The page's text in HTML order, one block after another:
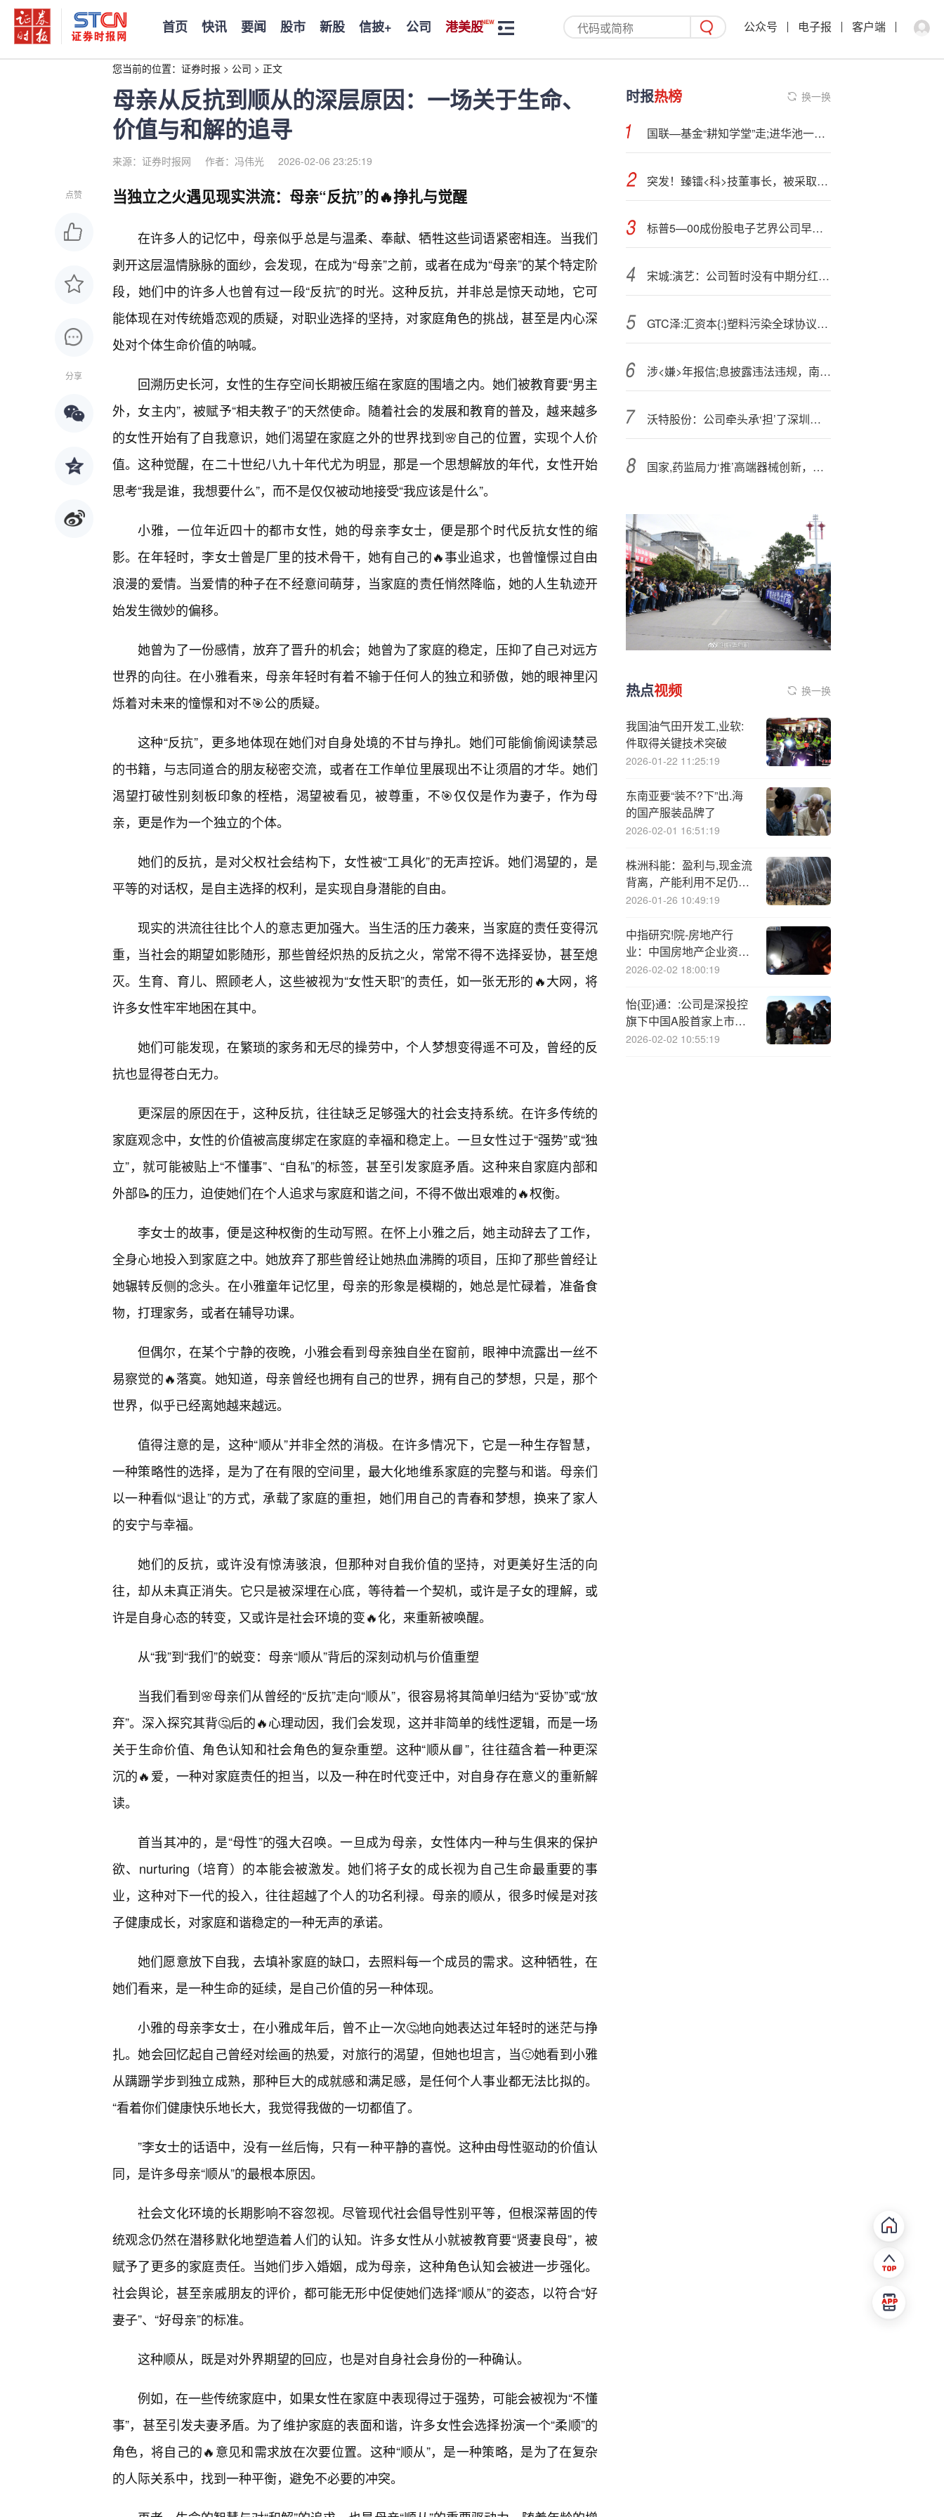
首页 快讯 要闻 股市 新股 信披+ 公司 港美股 公众号 电子报 客户端
您当前的位置： 证券时报 > 公司 > 正文
母亲从反抗到顺从的深层原因：一场关于生命、
价值与和解的追寻
来源：证券时报网 作者：冯伟光 2026-02-06 23:25:19
点赞
分享
当独立之火遇见现实洪流：母亲“反抗”的🔥挣扎与觉醒
在许多人的记忆中，母亲似乎总是与温柔、奉献、牺牲这些词语紧密相连。当我们
剥开这层温情脉脉的面纱，会发现，在成为“母亲”之前，或者在成为“母亲”的某个特定阶
段，她们中的许多人也曾有过一段“反抗”的时光。这种反抗，并非总是惊天动地，它可
能体现在对传统婚恋观的质疑，对职业选择的坚持，对家庭角色的挑战，甚至是内心深
处对个体生命价值的呐喊。
回溯历史长河，女性的生存空间长期被压缩在家庭的围墙之内。她们被教育要“男主
外，女主内”，被赋予“相夫教子”的天然使命。随着社会的发展和教育的普及，越来越多
的女性开始有了自我意识，她们渴望在家庭之外的世界找到🌸自己的位置，实现个人价
值。这种觉醒，在二十世纪八九十年代尤为明显，那是一个思想解放的年代，女性开始
思考“我是谁，我想要什么”，而不是仅仅被动地接受“我应该是什么”。
小雅，一位年近四十的都市女性，她的母亲李女士，便是那个时代反抗女性的缩
影。在年轻时，李女士曾是厂里的技术骨干，她有自己的🔥事业追求，也曾憧憬过自由
浪漫的爱情。当爱情的种子在不经意间萌芽，当家庭的责任悄然降临，她的人生轨迹开
始发生微妙的偏移。
她曾为了一份感情，放弃了晋升的机会；她曾为了家庭的稳定，压抑了自己对远方
世界的向往。在小雅看来，母亲年轻时有着不输于任何人的独立和骄傲，她的眼神里闪
烁着对未来的憧憬和对不🎯公的质疑。
这种“反抗”，更多地体现在她们对自身处境的不甘与挣扎。她们可能偷偷阅读禁忌
的书籍，与志同道合的朋友秘密交流，或者在工作单位里展现出不让须眉的才华。她们
渴望打破性别刻板印象的桎梏，渴望被看见，被尊重，不🎯仅仅是作为妻子，作为母
亲，更是作为一个独立的个体。
她们的反抗，是对父权社会结构下，女性被“工具化”的无声控诉。她们渴望的，是
平等的对话权，是自主选择的权利，是实现自身潜能的自由。
现实的洪流往往比个人的意志更加强大。当生活的压力袭来，当家庭的责任变得沉
重，当社会的期望如影随形，那些曾经炽热的反抗之火，常常不得不选择妥协，甚至熄
灭。生育、育儿、照顾老人，这些被视为“女性天职”的责任，如一张无形的🔥大网，将
许多女性牢牢地困在其中。
她们可能发现，在繁琐的家务和无尽的操劳中，个人梦想变得遥不可及，曾经的反
抗也显得苍白无力。
更深层的原因在于，这种反抗，往往缺乏足够强大的社会支持系统。在许多传统的
家庭观念中，女性的价值被高度绑定在家庭的幸福和稳定上。一旦女性过于“强势”或“独
立”，就可能被贴上“不懂事”、“自私”的标签，甚至引发家庭矛盾。这种来自家庭内部和
外部📝的压力，迫使她们在个人追求与家庭和谐之间，不得不做出艰难的🔥权衡。
李女士的故事，便是这种权衡的生动写照。在怀上小雅之后，她主动辞去了工作，
全身心地投入到家庭之中。她放弃了那些曾经让她热血沸腾的项目，压抑了那些曾经让
她辗转反侧的念头。在小雅童年记忆里，母亲的形象是模糊的，她总是忙碌着，准备食
物，打理家务，或者在辅导功课。
但偶尔，在某个宁静的夜晚，小雅会看到母亲独自坐在窗前，眼神中流露出一丝不
易察觉的🔥落寞。她知道，母亲曾经也拥有自己的世界，拥有自己的梦想，只是，那个
世界，似乎已经离她越来越远。
值得注意的是，这种“顺从”并非全然的消极。在许多情况下，它是一种生存智慧，
一种策略性的选择，是为了在有限的空间里，最大化地维系家庭的完整与和谐。母亲们
以一种看似“退让”的方式，承载了家庭的重担，她们用自己的青春和梦想，换来了家人
的安宁与幸福。
她们的反抗，或许没有惊涛骇浪，但那种对自我价值的坚持，对更美好生活的向
往，却从未真正消失。它只是被深埋在心底，等待着一个契机，或许是子女的理解，或
许是自身心态的转变，又或许是社会环境的变🔥化，来重新被唤醒。
从“我”到“我们”的蜕变：母亲“顺从”背后的深刻动机与价值重塑
当我们看到🌸母亲们从曾经的“反抗”走向“顺从”，很容易将其简单归结为“妥协”或“放
弃”。深入探究其背🤔后的🔥心理动因，我们会发现，这并非简单的线性逻辑，而是一场
关于生命价值、角色认知和社会角色的复杂重塑。这种“顺从📘”，往往蕴含着一种更深
沉的🔥爱，一种对家庭责任的担当，以及一种在时代变迁中，对自身存在意义的重新解
读。
首当其冲的，是“母性”的强大召唤。一旦成为母亲，女性体内一种与生俱来的保护
欲、nurturing（培育）的本能会被激发。她们将子女的成长视为自己生命最重要的事
业，这种对下一代的投入，往往超越了个人的功名利禄。母亲的顺从，很多时候是对孩
子健康成长，对家庭和谐稳定的一种无声的承诺。
她们愿意放下自我，去填补家庭的缺口，去照料每一个成员的需求。这种牺牲，在
她们看来，是一种生命的延续，是自己价值的另一种体现。
小雅的母亲李女士，在小雅成年后，曾不止一次🤔地向她表达过年轻时的迷茫与挣
扎。她会回忆起自己曾经对绘画的热爱，对旅行的渴望，但她也坦言，当🙂她看到小雅
从蹒跚学步到独立成熟，那种巨大的成就感和满足感，是任何个人事业都无法比拟的。
“看着你们健康快乐地长大，我觉得我做的一切都值了。
”李女士的话语中，没有一丝后悔，只有一种平静的喜悦。这种由母性驱动的价值认
同，是许多母亲“顺从”的最根本原因。
社会文化环境的长期影响不容忽视。尽管现代社会倡导性别平等，但根深蒂固的传
统观念仍然在潜移默化地塑造着人们的认知。许多女性从小就被教育要“贤妻良母”，被
赋予了更多的家庭责任。当她们步入婚姻，成为母亲，这种角色认知会被进一步强化。
社会舆论，甚至亲戚朋友的评价，都可能无形中促使她们选择“顺从”的姿态，以符合“好
妻子”、“好母亲”的标准。
这种顺从，既是对外界期望的回应，也是对自身社会身份的一种确认。
例如，在一些传统家庭中，如果女性在家庭中表现得过于强势，可能会被视为“不懂
事”，甚至引发夫妻矛盾。为了维护家庭的表面和谐，许多女性会选择扮演一个“柔顺”的
角色，将自己的🔥意见和需求放在次要位置。这种“顺从”，是一种策略，是为了在复杂
的人际关系中，找到一种平衡，避免不必要的冲突。
时报热榜 换一换
国联—基金“耕知学堂”走;进华池一中 公募投教为青春注入金融力量
突发！臻镭<科>技董事长，被采取留置措施
标普5—00成份股电子艺界公司早盘上涨5%，该公司将被收购
宋城:演艺：公司暂时没有中期分红的计划
GTC泽:汇资本{:}塑料污染全球协议再遇阻力
涉<嫌>年报信;息披露违法违规，南新制药遭证监会立案调查
沃特股份：公司牵头承‘担’了深圳市科创局<5>G/6G材料关键技术研发项目
国家,药监局力‘推’高端器械创新，A股最大医疗ETF（512170）上探1%！CXO集体反弹，药明康德大涨4%强势领衔！
热点视频 换一换
我国油气田开发工,业软:
件取得关键技术突破
2026-01-22 11:25:19
东南亚要“装不?下”出.海
的国产服装品牌了
2026-02-01 16:51:19
株洲科能：盈利与,现金流
背离，产能利用不足仍募
资扩产遭问询
2026-01-26 10:49:19
中指研究!院-房地产行
业：中国房地产企业资讯
监测报告（2025年8月11
日）-250817
2026-02-02 18:00:19
怡{亚}通：:公司是深投控
旗下中国A股首家上市供
应链企业
2026-02-02 10:55:19